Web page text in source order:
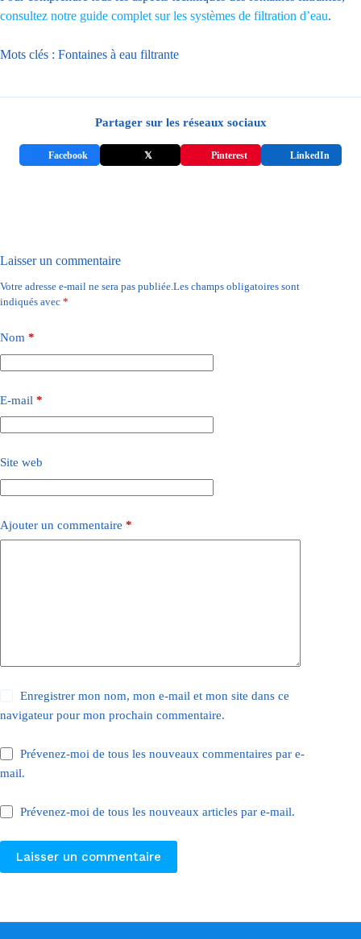
consultez notre guide complet sur les systèmes de filtration d’eau.
Mots clés : Fontaines à eau filtrante
Partager sur les réseaux sociaux
Facebook 𝕏 Pinterest LinkedIn
Laisser un commentaire
Votre adresse e-mail ne sera pas publiée.Les champs obligatoires sont
indiqués avec *
Nom *
E-mail *
Site web
Ajouter un commentaire *
Enregistrer mon nom, mon e-mail et mon site dans ce
navigateur pour mon prochain commentaire.
Prévenez-moi de tous les nouveaux commentaires par e-
mail.
Prévenez-moi de tous les nouveaux articles par e-mail.
Laisser un commentaire